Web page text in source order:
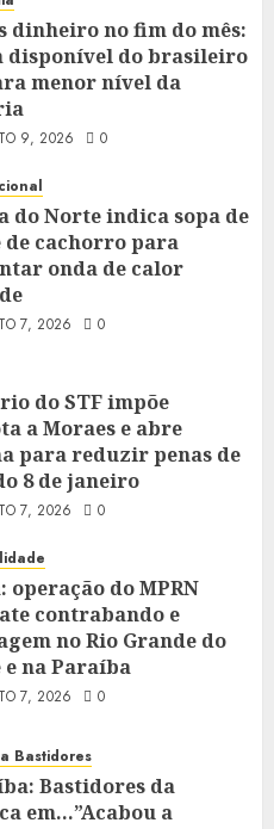
dinheiro no fim do mês:
disponível do brasileiro
menor nível da
9, 2026 0
do Norte indica sopa de
de cachorro para
onda de calor
7, 2026 0
do STF impõe
a Moraes e abre
para reduzir penas de
8 de janeiro
7, 2026 0
operação do MPRN
contrabando e
no Rio Grande do
na Paraíba
7, 2026 0
Bastidores
Bastidores da
em…”Acabou a